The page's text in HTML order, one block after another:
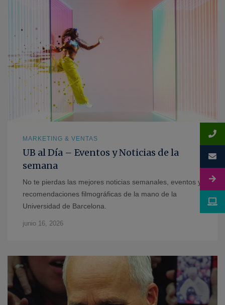
MARKETING & VENTAS
UB al Día – Eventos y Noticias de la
semana
No te pierdas las mejores noticias semanales, eventos y
recomendaciones filmográficas de la mano de la
Universidad de Barcelona.
junio 16, 2026